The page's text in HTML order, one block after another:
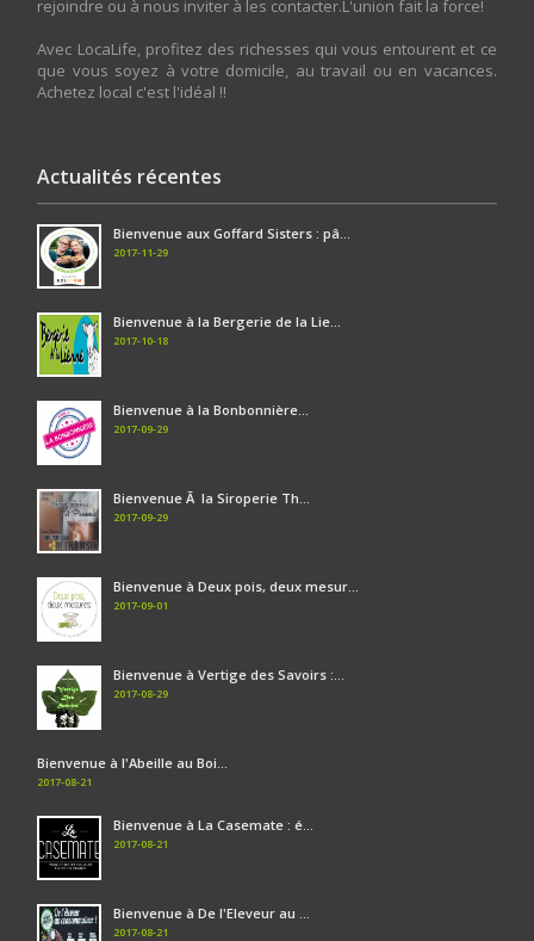
rejoindre ou à nous inviter à les contacter.L'union fait la force!
Avec LocaLife, profitez des richesses qui vous entourent et ce
que vous soyez à votre domicile, au travail ou en vacances.
Achetez local c'est l'idéal !!
Actualités récentes
Bienvenue aux Goffard Sisters : pâ...
2017-11-29
Bienvenue à la Bergerie de la Lie...
2017-10-18
Bienvenue à la Bonbonnière...
2017-09-29
Bienvenue Ã la Siroperie Th...
2017-09-29
Bienvenue à Deux pois, deux mesur...
2017-09-01
Bienvenue à Vertige des Savoirs :...
2017-08-29
Bienvenue à l'Abeille au Boi...
2017-08-21
Bienvenue à La Casemate : é...
2017-08-21
Bienvenue à De l'Eleveur au ...
2017-08-21